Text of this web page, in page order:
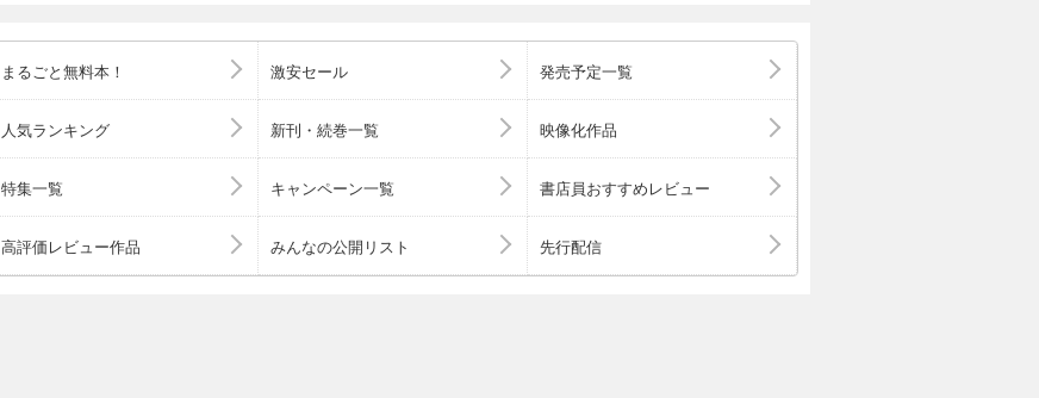
は、本文の簡潔な解説に加えて、欄外を利用した用語解説や、試験で問わ
れやすいポイント、誤答を防ぐためのノウハウなどさまざまな情報を掲載
しています。 各章の確認問題は、再出題されやすい年代の過去問題から厳
選しています。節末には午前問題、章末には午後問題を配しているため、
個別の基礎知識から広範囲の発展的なテーマまで習得することができま
す。 巻末には、H26年春期試験問題・解説を収録しています。テーマ別の
学習に加えて、直近の本試験演習を行うことで、最新の試験傾向にも対応
できます。 本書の特徴 : 基礎力の養成から実践力の完成までを1冊に凝縮 :
25年以上、数々の合格者を輩出してきたノウハウを本書に惜しみなく投
入。 : H25年春期・秋期試験およびH26年秋期試験問題・解説をPDFで提
まるごと無料本！ 激安セール 発売予定一覧
人気ランキング 新刊・続巻一覧 映像化作品
特集一覧 キャンペーン一覧 書店員おすすめレビュー
高評価レビュー作品 みんなの公開リスト 先行配信